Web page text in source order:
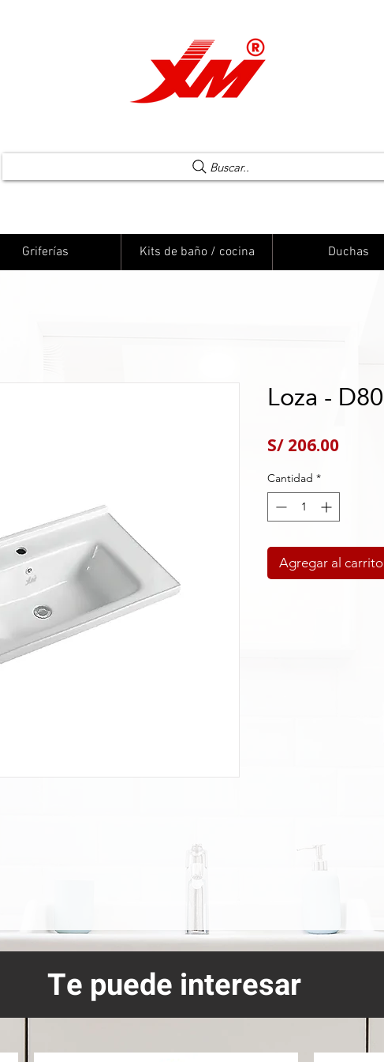
Buscar..
Griferías Kits de baño / cocina Duchas
Loza - D80
S/ 206.00Precio
Cantidad *
Agregar al carrito
Te puede interesar